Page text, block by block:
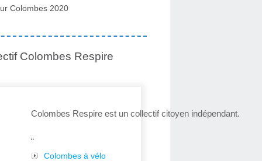
Colombes 2020
Colombes Respire
Colombes Respire est un collectif citoyen indépendant.
“
Colombes à vélo